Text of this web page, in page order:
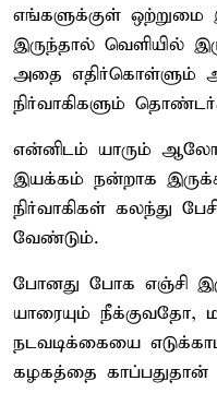
எங்களுக்குள் ஒற்றுமை
இருந்தால் வெளியில்
அதை எதிர்கொள்ளும்
நிர்வாகிகளும்
என்னிடம் யாரும்
இயக்கம் நன்றாக
நிர்வாகிகள் கலந்து
வேண்டும்.
போனது போக எஞ்சி
யாரையும் நீக்குவதோ,
நடவடிக்கையை
கழகத்தை காப்பதுதான்